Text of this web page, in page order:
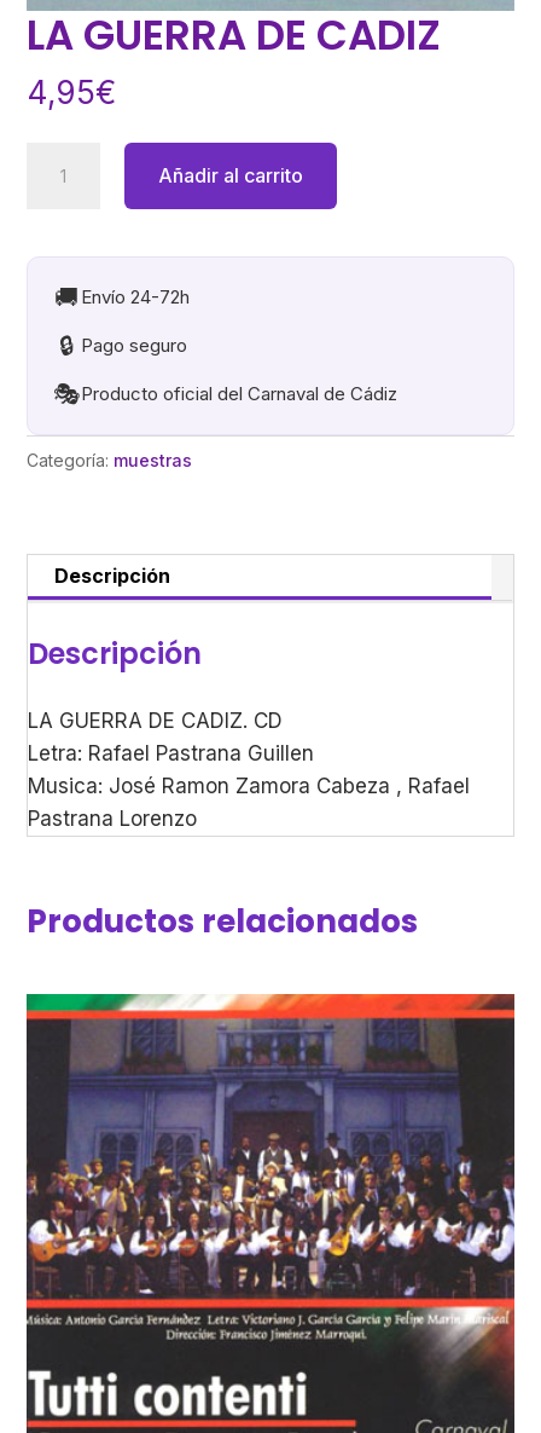
LA GUERRA DE CADIZ
4,95€
GUERRA
CADIZ
cantidad
Añadir al carrito
🚚 Envío 24-72h
🔒 Pago seguro
🎭Producto oficial del Carnaval de Cádiz
Categoría: muestras
Descripción
Descripción
LA GUERRA DE CADIZ. CD
Letra: Rafael Pastrana Guillen
Musica: José Ramon Zamora Cabeza , Rafael
Pastrana Lorenzo
Productos relacionados